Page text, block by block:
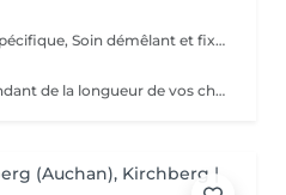
Diagnostique, Shampooing spécifique, Soin démêlant et fixation inclus. Veuillez prendre note que les prix indiqués sur Salonkee sont communiqués à titre informatif et s'entendent de base. Ces derniers sont susceptibles de varier selon le diagnostic réalisé à votre arrivée au salon et l'expertise du professionnel à qui vous confiez votre beauté. Dans tous les cas, un devis précis vous sera proposé et toutes réalisations de prestations seront effectuées avec votre accord.
Le tarif final peut varier dépendant de la longueur de vos cheveux ainsi que des soins et produits utilisés.